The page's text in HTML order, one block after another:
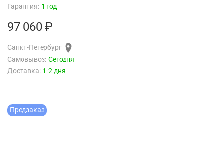
Гарантия: 1 год
Предзаказ
97 060 ₽
Санкт-Петербург
Самовывоз: Сегодня
Доставка: 1-2 дня